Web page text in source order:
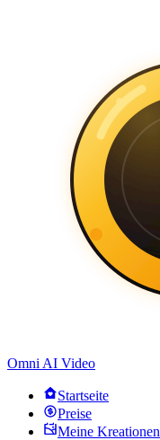
Omni AI Video
Startseite
Preise
Meine Kreationen